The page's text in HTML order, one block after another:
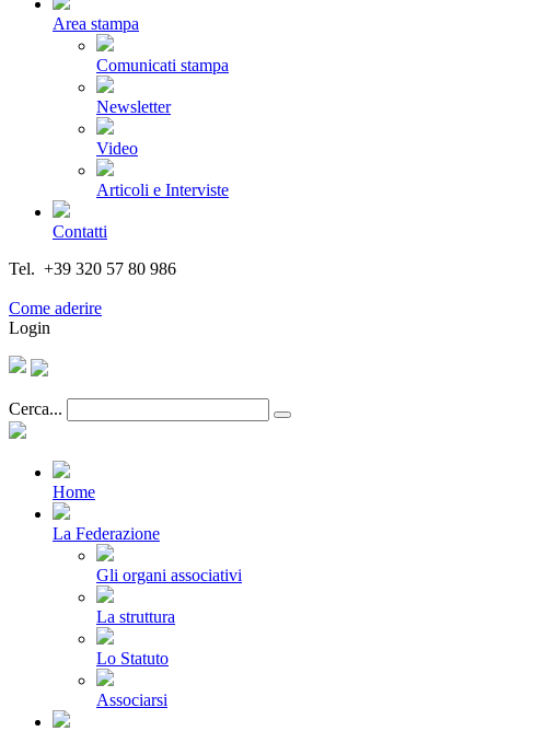
Area stampa
Comunicati stampa
Newsletter
Video
Articoli e Interviste
Contatti
Tel. +39 320 57 80 986
Come aderire
Login
Cerca...
Home
La Federazione
Gli organi associativi
La struttura
Lo Statuto
Associarsi